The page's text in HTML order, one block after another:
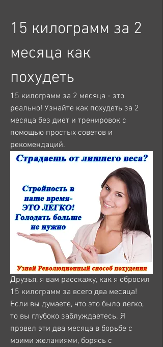
15 килограмм за 2
месяца как
похудеть
15 килограмм за 2 месяца - это
реально! Узнайте как похудеть за 2
месяца без диет и тренировок с
помощью простых советов и
рекомендаций.
Друзья, я вам расскажу, как я сбросил
15 килограмм за всего два месяца!
Если вы думаете, что это было легко,
то вы глубоко заблуждаетесь. Я
провел эти два месяца в борьбе с
моими желаниями, борясь с